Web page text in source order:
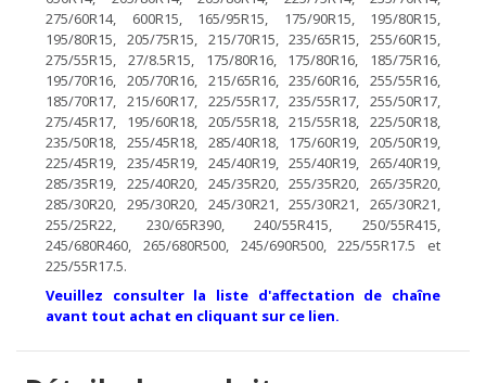
275/60R14, 600R15, 165/95R15, 175/90R15, 195/80R15,
195/80R15, 205/75R15, 215/70R15, 235/65R15, 255/60R15,
275/55R15, 27/8.5R15, 175/80R16, 175/80R16, 185/75R16,
195/70R16, 205/70R16, 215/65R16, 235/60R16, 255/55R16,
185/70R17, 215/60R17, 225/55R17, 235/55R17, 255/50R17,
275/45R17, 195/60R18, 205/55R18, 215/55R18, 225/50R18,
235/50R18, 255/45R18, 285/40R18, 175/60R19, 205/50R19,
225/45R19, 235/45R19, 245/40R19, 255/40R19, 265/40R19,
285/35R19, 225/40R20, 245/35R20, 255/35R20, 265/35R20,
285/30R20, 295/30R20, 245/30R21, 255/30R21, 265/30R21,
255/25R22, 230/65R390, 240/55R415, 250/55R415,
245/680R460, 265/680R500, 245/690R500, 225/55R17.5 et
225/55R17.5.
Veuillez consulter la liste d'affectation de chaîne
avant tout achat en cliquant sur ce lien.